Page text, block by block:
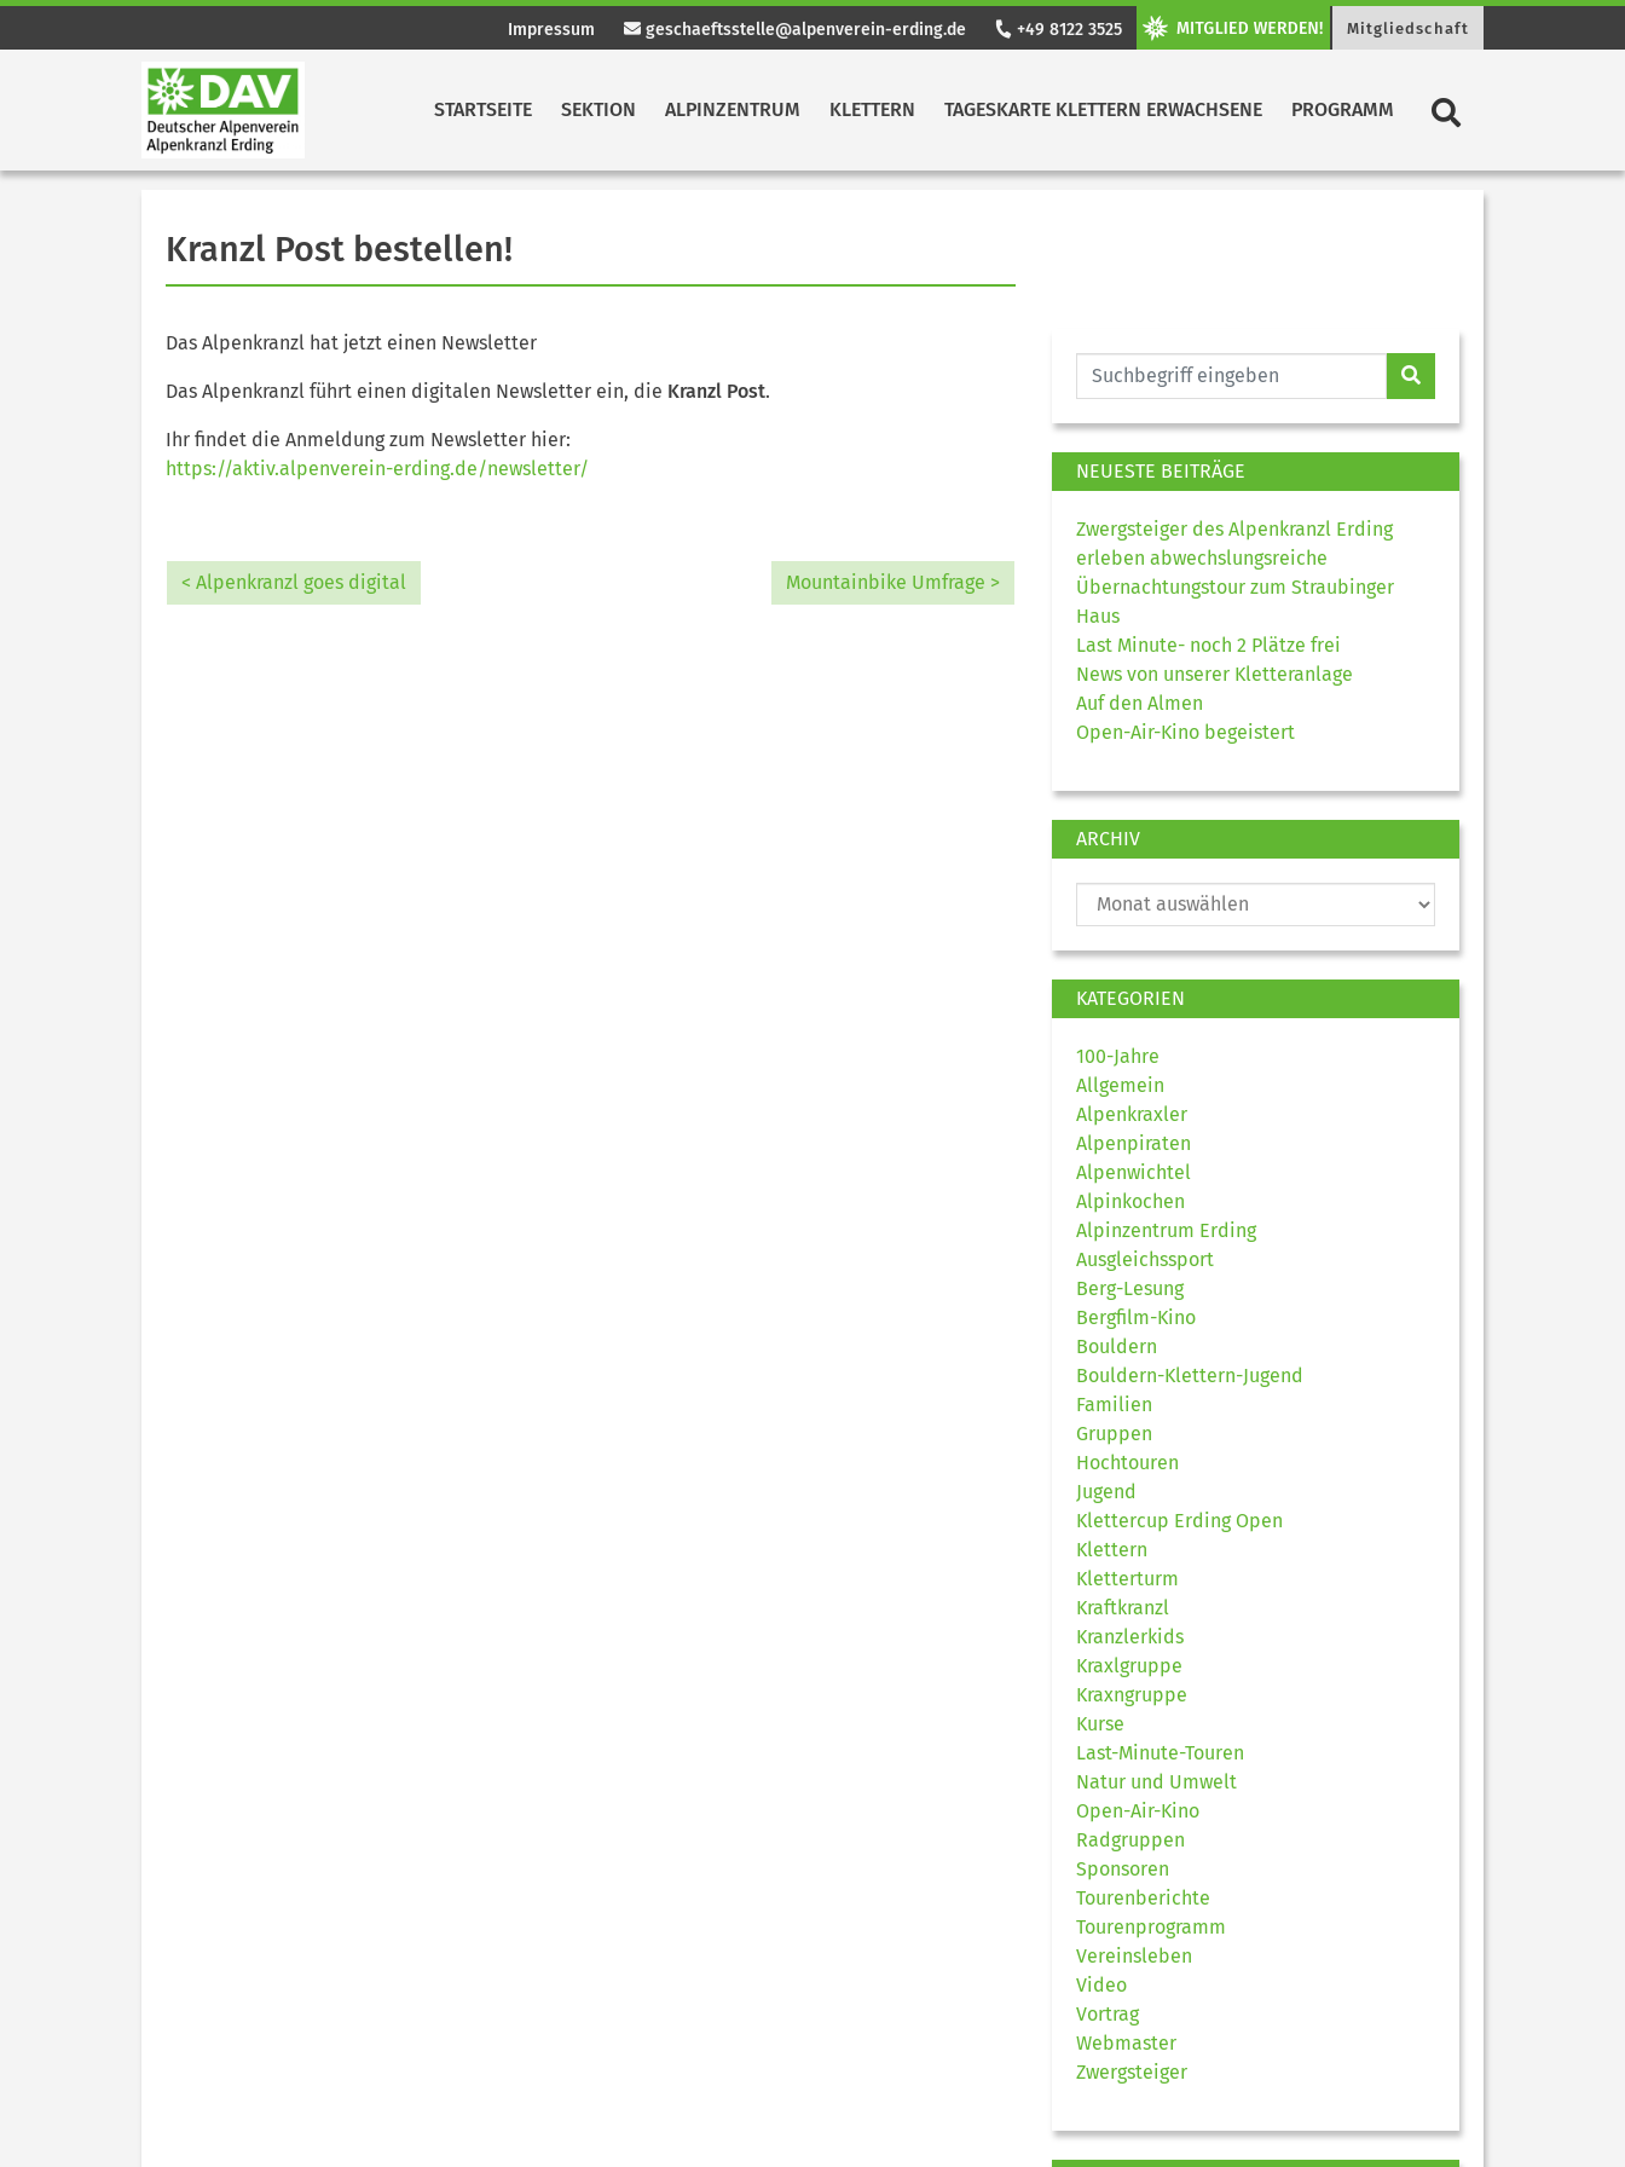
Impressum geschaeftsstelle@alpenverein-erding.de +49 8122 3525 Mitgliedschaft
STARTSEITE SEKTION ALPINZENTRUM KLETTERN TAGESKARTE KLETTERN ERWACHSENE PROGRAMM
Kranzl Post bestellen!
Das Alpenkranzl hat jetzt einen Newsletter
Das Alpenkranzl führt einen digitalen Newsletter ein, die Kranzl Post.
Ihr findet die Anmeldung zum Newsletter hier:
https://aktiv.alpenverein-erding.de/newsletter/
< Alpenkranzl goes digital Mountainbike Umfrage >
NEUESTE BEITRÄGE
Zwergsteiger des Alpenkranzl Erding
erleben abwechslungsreiche
Übernachtungstour zum Straubinger
Haus
Last Minute- noch 2 Plätze frei
News von unserer Kletteranlage
Auf den Almen
Open-Air-Kino begeistert
ARCHIV
KATEGORIEN
100-Jahre
Allgemein
Alpenkraxler
Alpenpiraten
Alpenwichtel
Alpinkochen
Alpinzentrum Erding
Ausgleichssport
Berg-Lesung
Bergfilm-Kino
Bouldern
Bouldern-Klettern-Jugend
Familien
Gruppen
Hochtouren
Jugend
Klettercup Erding Open
Klettern
Kletterturm
Kraftkranzl
Kranzlerkids
Kraxlgruppe
Kraxngruppe
Kurse
Last-Minute-Touren
Natur und Umwelt
Open-Air-Kino
Radgruppen
Sponsoren
Tourenberichte
Tourenprogramm
Vereinsleben
Video
Vortrag
Webmaster
Zwergsteiger